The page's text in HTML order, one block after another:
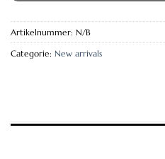
Artikelnummer: N/B
Categorie: New arrivals